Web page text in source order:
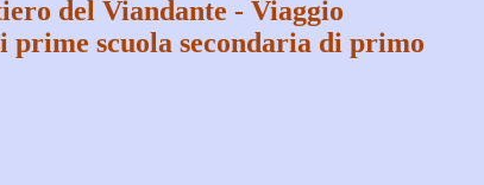
del Viandante - Viaggio
prime scuola secondaria di primo